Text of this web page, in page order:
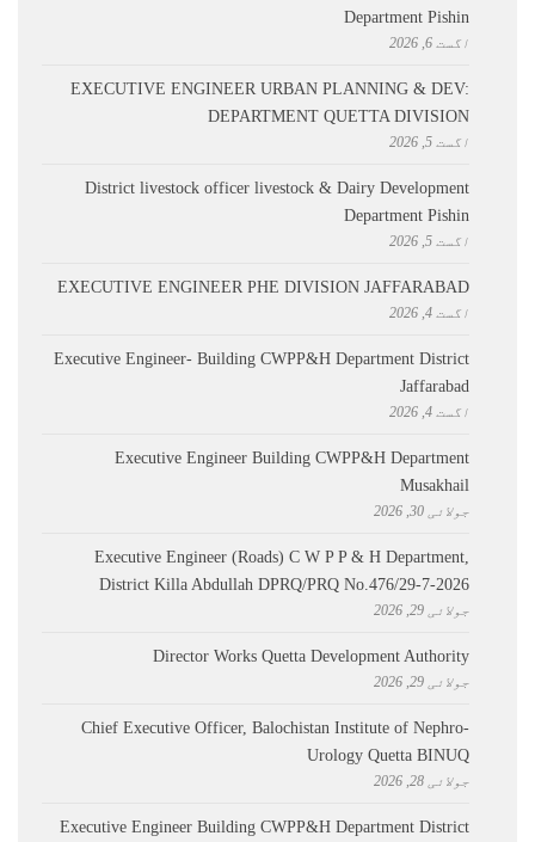
Department Pishin
اگست 6, 2026
EXECUTIVE ENGINEER URBAN PLANNING & DEV:
DEPARTMENT QUETTA DIVISION
اگست 5, 2026
District livestock officer livestock & Dairy Development
Department Pishin
اگست 5, 2026
EXECUTIVE ENGINEER PHE DIVISION JAFFARABAD
اگست 4, 2026
Executive Engineer- Building CWPP&H Department District
Jaffarabad
اگست 4, 2026
Executive Engineer Building CWPP&H Department
Musakhail
جولائی 30, 2026
Executive Engineer (Roads) C W P P & H Department,
District Killa Abdullah ​DPRQ/PRQ No.476/29-7-2026
جولائی 29, 2026
Director Works Quetta Development Authority
جولائی 29, 2026
Chief Executive Officer, Balochistan Institute of Nephro-
Urology Quetta BINUQ
جولائی 28, 2026
Executive Engineer Building CWPP&H Department District